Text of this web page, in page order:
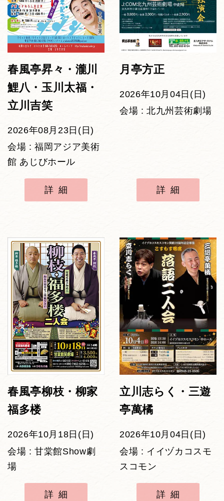
春風亭昇々・瀧川
鯉八・玉川太福・
立川吉笑
2026年08月23日(日)
会場 : 福岡アジア美術
館 あじびホール
詳細
月亭方正
2026年10月04日(日)
会場 : 北九州芸術劇場
詳細
春風亭柳枝・柳家
福多楼
2026年10月18日(日)
会場 : 甘棠館Show劇
場
詳細
立川志らく・三遊
亭萬橘
2026年10月04日(日)
会場 : イイヅカコスモ
スコモン
詳細